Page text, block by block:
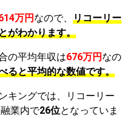
万円 なので、 リコーリー
がわかります。
の平均年収は676万円 なの
ると平均的な数値です。
キングでは、リコーリー
業内で26位となっていま